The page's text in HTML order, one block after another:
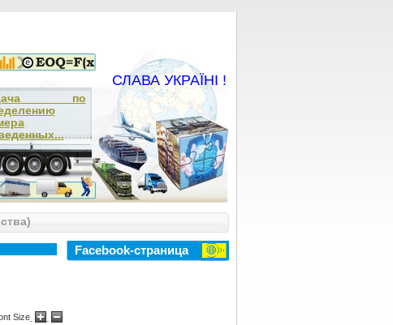
по
СЛАВА УКРАЇНІ !
Size
Facebook-страница